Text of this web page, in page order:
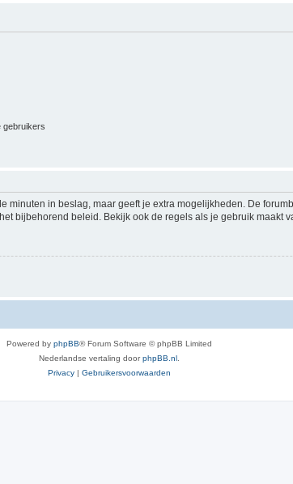
gebruikers
in beslag, maar geeft je extra mogelijkheden. De
bijbehorend beleid. Bekijk ook de regels als je gebruik maakt
Powered by phpBB® Forum Software © phpBB Limited
Nederlandse vertaling doorphpBB.nl
Privacy | Gebruikersvoorwaarden